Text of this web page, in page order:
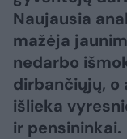
Naujausia
mažėja
nedarbo
dirbančiųjų, o
išlieka
ir pensininkai.